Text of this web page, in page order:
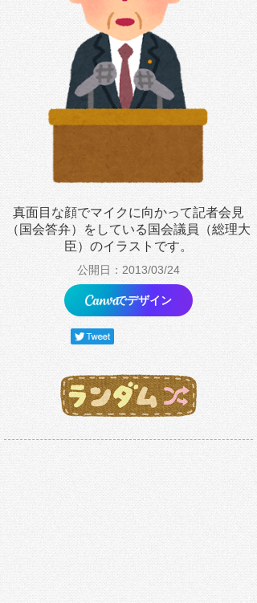
真面目な顔でマイクに向かって記者会見
（国会答弁）をしている国会議員（総理大
臣）のイラストです。
公開日：2013/03/24
でデザイン